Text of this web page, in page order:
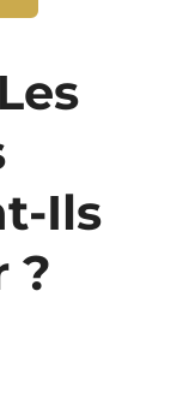
Ils
?